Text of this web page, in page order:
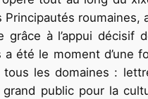
Principautés
à l’appui
a été le moment
les domaines :
grand public pour la